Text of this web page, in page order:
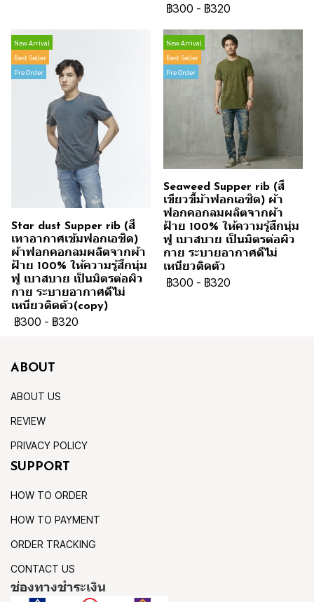
฿300 - ฿320
New Arrival
Best Seller
Pre Order
Star dust Supper rib (สี
เทาอากาศเข้มฟอกเอซิด)
ผ้าฟอกคอกลมผลิตจากผ้า
ฝ้าย 100% ให้ความรู้สึกนุ่ม
ฟู เบาสบาย เป็นมิตรต่อผิว
กาย ระบายอากาศดีไม่
เหนียวติดตัว(copy)
฿300 - ฿320
New Arrival
Best Seller
Pre Order
Seaweed Supper rib (สี
เขียวขี้ม้าฟอกเอซิด) ผ้า
ฟอกคอกลมผลิตจากผ้า
ฝ้าย 100% ให้ความรู้สึกนุ่ม
ฟู เบาสบาย เป็นมิตรต่อผิว
กาย ระบายอากาศดีไม่
เหนียวติดตัว
฿300 - ฿320
ABOUT
ABOUT US
REVIEW
PRIVACY POLICY
SUPPORT
HOW TO ORDER
HOW TO PAYMENT
ORDER TRACKING
CONTACT US
ช่องทางชำระเงิน